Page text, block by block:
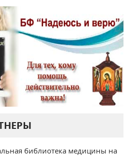
библиотека медицины на